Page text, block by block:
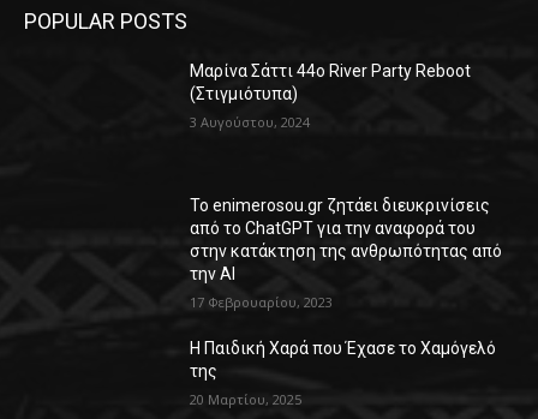
POPULAR POSTS
Μαρίνα Σάττι 44o River Party Reboot
(Στιγμιότυπα)
3 Αυγούστου, 2024
Το enimerosou.gr ζητάει διευκρινίσεις
από το ChatGPT για την αναφορά του
στην κατάκτηση της ανθρωπότητας από
την AI
17 Φεβρουαρίου, 2023
Η Παιδική Χαρά που Έχασε το Χαμόγελό
της
20 Μαρτίου, 2025